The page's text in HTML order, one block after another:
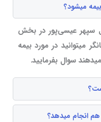
میشود؟
سپهر عیسی‌پور در بخش
میتوانید در مورد بیمه
سوال بفرمایید.
هم انجام میدهد؟